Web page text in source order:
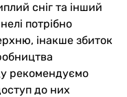
сніг та інший
потрібно
інакше збиток
рекомендуємо
до них